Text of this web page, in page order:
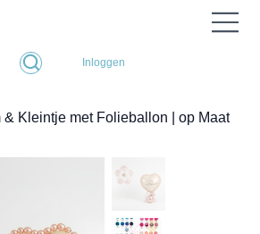
Inloggen
& Kleintje met Folieballon | op Maat